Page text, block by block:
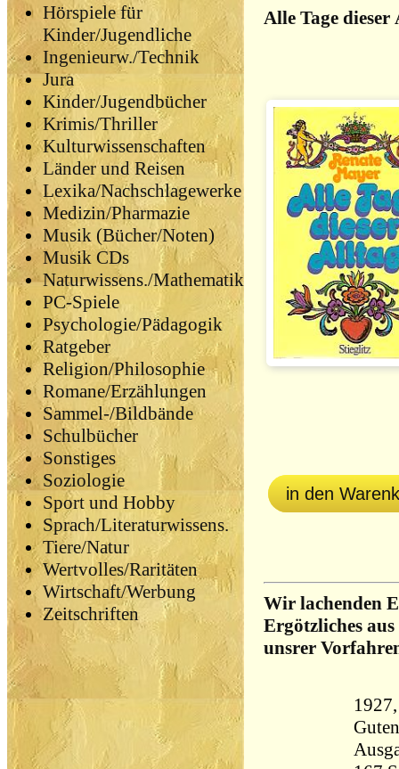
Hörspiele für
Kinder/Jugendliche
Ingenieurw./Technik
Jura
Kinder/Jugendbücher
Krimis/Thriller
Kulturwissenschaften
Länder und Reisen
Lexika/Nachschlagewerke
Medizin/Pharmazie
Musik (Bücher/Noten)
Musik CDs
Naturwissens./Mathematik
PC-Spiele
Psychologie/Pädagogik
Ratgeber
Religion/Philosophie
Romane/Erzählungen
Sammel-/Bildbände
Schulbücher
Sonstiges
Soziologie
Sport und Hobby
Sprach/Literaturwissens.
Tiere/Natur
Wertvolles/Raritäten
Wirtschaft/Werbung
Zeitschriften
Alle Tage dieser
in den
Wir lachenden
Ergötzliches
unsrer